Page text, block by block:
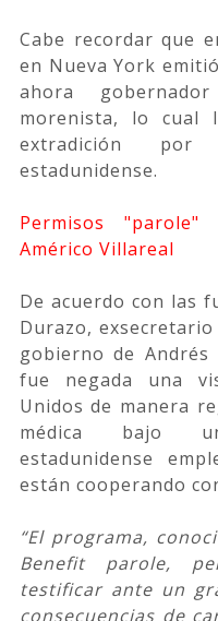
Cabe recordar que
en Nueva York
ahora
morenista, lo cual
extradición
estadunidense.
Permisos
Américo Villareal
De acuerdo con las
Durazo,
gobierno de
fue negada una
Unidos de manera
médica bajo
estadunidense
están cooperando
“El programa,
Benefit parole,
testificar ante un
consecuencias de